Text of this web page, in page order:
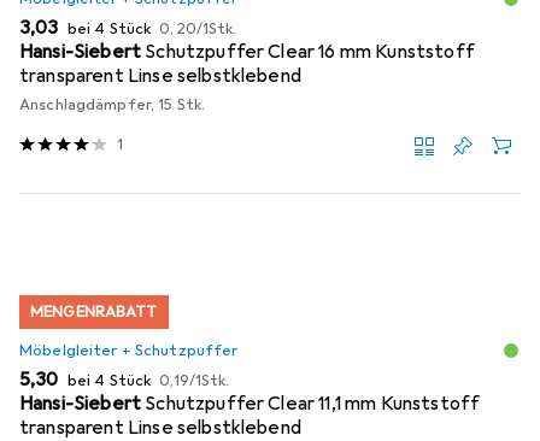
EUR
3,03 bei 4 Stück EUR
0,20/1Stk.
Hansi-Siebert Schutzpuffer Clear 16 mm Kunststoff
transparent Linse selbstklebend
Anschlagdämpfer, 15 Stk.
1
MENGENRABATT
Möbelgleiter + Schutzpuffer
EUR
5,30 bei 4 Stück EUR
0,19/1Stk.
Hansi-Siebert Schutzpuffer Clear 11,1 mm Kunststoff
transparent Linse selbstklebend